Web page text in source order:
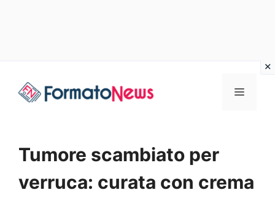
Menu
Tumore scambiato per
verruca: curata con crema